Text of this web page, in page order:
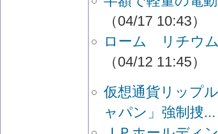
（04/17 10:43）
ローム リチウ
（04/12 11:45）
仮想通貨リップ
ャパン」強制捜...